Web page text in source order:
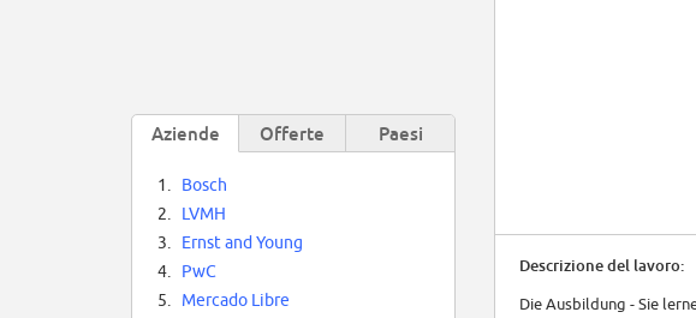
Descrizione del lavoro:
Die Ausbildung - Sie
Aziende Offerte Paesi
1.
Bosch
2.
LVMH
3.
Ernst and Young
4.
PwC
5.
Mercado Libre